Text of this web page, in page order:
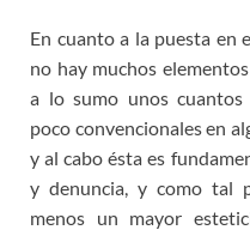
En cuanto a la puesta en
no hay muchos
a lo sumo unos
poco convencionales en
y al cabo ésta es
y denuncia, y como tal
menos un mayor